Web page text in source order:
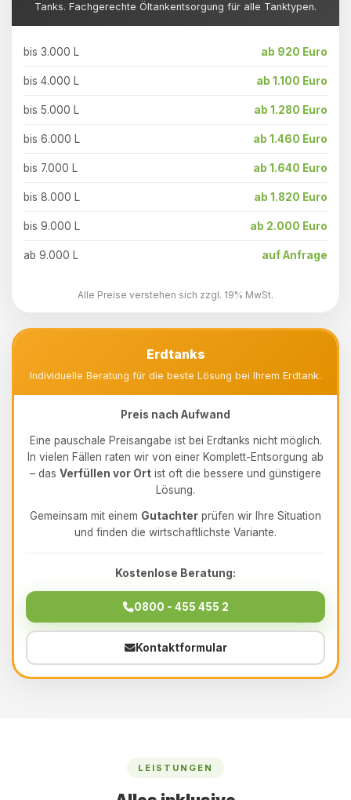
Tanks. Fachgerechte Öltankentsorgung für alle Tanktypen.
bis 3.000 L ab 920 Euro
bis 4.000 L ab 1.100 Euro
bis 5.000 L ab 1.280 Euro
bis 6.000 L ab 1.460 Euro
bis 7.000 L ab 1.640 Euro
bis 8.000 L ab 1.820 Euro
bis 9.000 L ab 2.000 Euro
ab 9.000 L auf Anfrage
Alle Preise verstehen sich zzgl. 19% MwSt.
Erdtanks
Individuelle Beratung für die beste Lösung bei Ihrem Erdtank.
Preis nach Aufwand
Eine pauschale Preisangabe ist bei Erdtanks nicht möglich.
In vielen Fällen raten wir von einer Komplett-Entsorgung ab
– das Verfüllen vor Ort ist oft die bessere und günstigere
Lösung.
Gemeinsam mit einem Gutachter prüfen wir Ihre Situation
und finden die wirtschaftlichste Variante.
Kostenlose Beratung:
0800 - 455 455 2
Kontaktformular
LEISTUNGEN